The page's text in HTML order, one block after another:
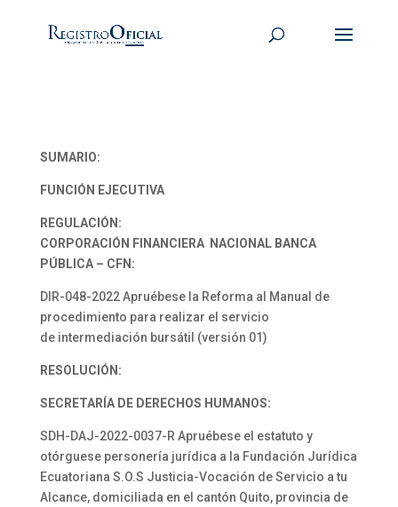
SUMARIO:
FUNCIÓN EJECUTIVA
REGULACIÓN:
CORPORACIÓN FINANCIERA NACIONAL BANCA
PÚBLICA – CFN:
DIR-048-2022 Apruébese la Reforma al Manual de
procedimiento para realizar el servicio
de intermediación bursátil (versión 01)
RESOLUCIÓN:
SECRETARÍA DE DERECHOS HUMANOS:
SDH-DAJ-2022-0037-R Apruébese el estatuto y
otórguese personería jurídica a la Fundación Jurídica
Ecuatoriana S.O.S Justicia-Vocación de Servicio a tu
Alcance, domiciliada en el cantón Quito, provincia de